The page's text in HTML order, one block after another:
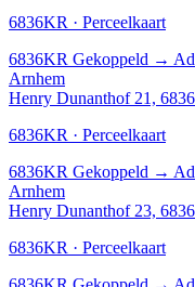
6836KR · Perceelkaart
6836KR Gekoppeld →
Arnhem
Henry Dunanthof 21,
6836KR · Perceelkaart
6836KR Gekoppeld →
Arnhem
Henry Dunanthof 23,
6836KR · Perceelkaart